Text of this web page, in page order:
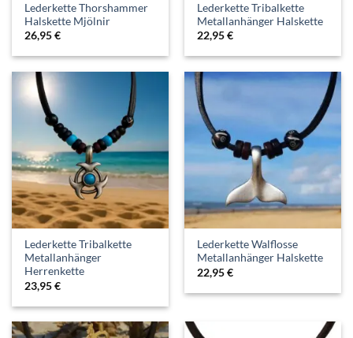
Lederkette Thorshammer
Halskette Mjölnir
26,95€
Lederkette Tribalkette
Metallanhänger Halskette
22,95€
Lederkette Tribalkette
Metallanhänger
Herrenkette
23,95€
Lederkette Walflosse
Metallanhänger Halskette
22,95€